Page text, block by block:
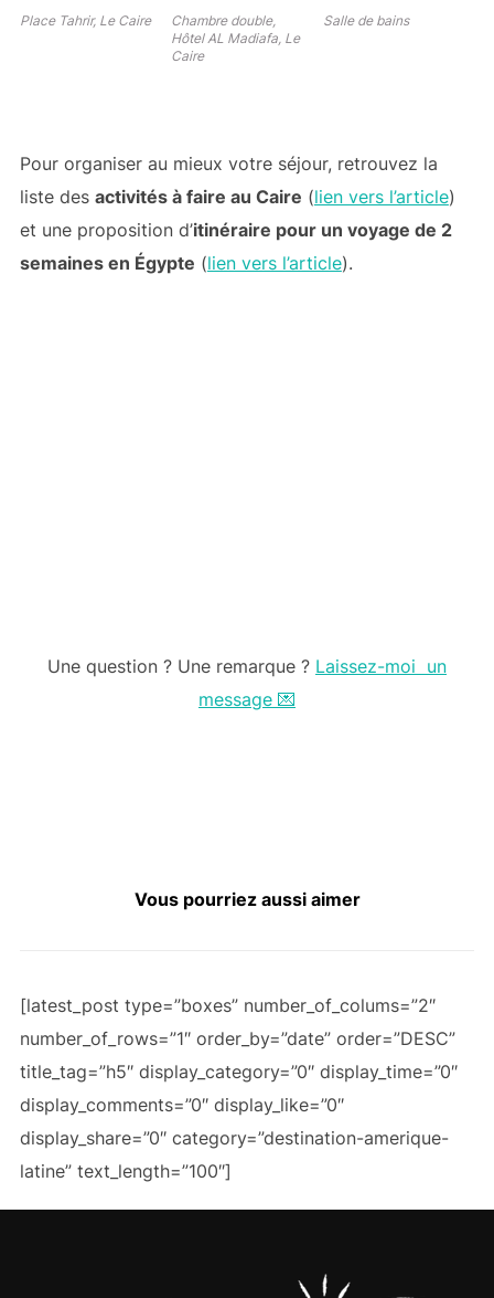
Place Tahrir, Le Caire
Chambre double,
Hôtel AL Madiafa, Le
Caire
Salle de bains
Pour organiser au mieux votre séjour, retrouvez la
liste des activités à faire au Caire (lien vers l’article)
et une proposition d’itinéraire pour un voyage de 2
semaines en Égypte (lien vers l’article).
Une question ? Une remarque ? Laissez-moi un
message 💌
Vous pourriez aussi aimer
[latest_post type=”boxes” number_of_colums=”2″
number_of_rows=”1″ order_by=”date” order=”DESC”
title_tag=”h5″ display_category=”0″ display_time=”0″
display_comments=”0″ display_like=”0″
display_share=”0″ category=”destination-amerique-
latine” text_length=”100″]